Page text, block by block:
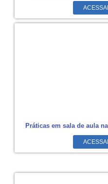
Práticas em sala de aula